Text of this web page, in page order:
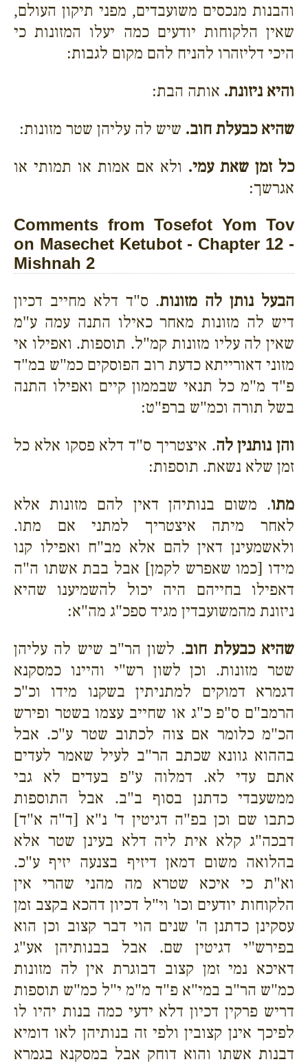
והבנות מנכסים משועבדים, מפני תיקון העולם,
שאין הלקוחות יודעים כמה יעלו המזונות כי
היכי דליזהרו להניח להם מקום לגבות:
והיא ניזונת. אותה הבת:
שהיא כבעלת חוב. שיש לה עליהן שטר מזונות:
כל זמן שאת עמי. ולא אם אמות או תמותי או
אגרשך:
Comments from Tosefot Yom Tov
on Masechet Ketubot - Chapter 12 -
Mishnah 2
הבעל נותן לה מזונות. ס"ד דלא מחייב דכיון
דיש לה מזונות מאחר כאילו התנה עמה ע"מ
שאין לה עליו מזונות קמ"ל. תוספות. ואפילו אי
מזוני דאורייתא כדעת רוב הפוסקים כמ"ש במ"ד
פ"ד מ"מ כל תנאי שבממון קיים ואפילו התנה
בשל תורה וכמ"ש ברפ"ט:
והן נותנין לה. איצטריך ס"ד דלא פסקו אלא כל
זמן שלא נשאת. תוספות:
מתו. משום בנותיהן דאין להם מזונות אלא
לאחר מיתה איצטריך למתני אם מתו.
ולאשמעינן דאין להם אלא מב"ח ואפילו קנו
מידו [כמו שאפרש לקמן] אבל בבת אשתו ה"ה
דאפילו בחייהם היה יכול להשמיענו שהיא
ניזונת מהמשועבדין מגיד ספכ"ג מה"א:
שהיא כבעלת חוב. לשון הר"ב שיש לה עליהן
שטר מזונות. וכן לשון רש"י והיינו כמסקנא
דגמרא דמוקים למתניתין בשקנו מידו וכ"כ
הרמב"ם ס"פ כ"ג או שחייב עצמו בשטר ופירש
הכ"מ כלומר אם צוה לכתוב שטר ע"כ. אבל
בההוא גוונא שכתב הר"ב לעיל שאמר לעדים
אתם עדי לא. דמלוה ע"פ בעדים לא גבי
ממשעבדי כדתנן בסוף ב"ב. אבל התוספות
כתבו שם וכן בפ"ה דגיטין ד' נ"א [ד"ה א"ד]
דבכה"ג קלא אית ליה דלא בעינן שטר אלא
בהלואה משום דמאן דיזיף בצנעה יזיף ע"כ.
וא"ת כי איכא שטרא מה מהני שהרי אין
הלקוחות יודעים וכו' וי"ל דכיון דהכא בקצב זמן
עסקינן כדתנן ה' שנים הוי דבר קצוב וכן הוא
בפירש"י דגיטין שם. אבל בבנותיהן אע"ג
דאיכא נמי זמן קצוב דבוגרת אין לה מזונות
כמ"ש הר"ב במי"א פ"ד מ"מ י"ל כמ"ש תוספות
דריש פרקין דכיון דלא ידעיכמה בנות יהיו לו
לפיכך אינן קצובין ולפי זה בנותיהן לאו דומיא
דבנות אשתו והוא דוחק אבל במסקנא בגמרא